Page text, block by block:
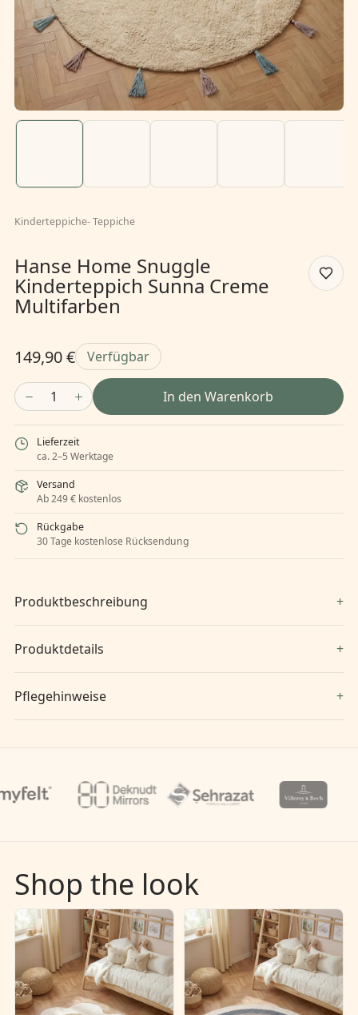
Kinderteppiche-Teppiche
Hanse Home Snuggle
Kinderteppich Sunna Creme
Multifarben
149,90 € Verfügbar
1 In den Warenkorb
Lieferzeit
ca. 2–5 Werktage
Versand
Ab 249 € kostenlos
Rückgabe
30 Tage kostenlose Rücksendung
Produktbeschreibung
Produktdetails
Pflegehinweise
Shop the look